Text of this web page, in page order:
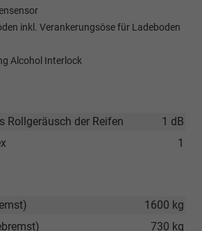
inkl. Verankerungsöse für Ladeboden
Alcohol Interlock
1 dB
Rollgeräusch der Reifen
1
1600 kg
730 kg